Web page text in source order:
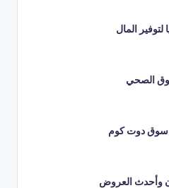
المال
دوت كوم
وأحدث العروض